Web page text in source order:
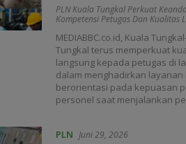
PLN Kuala Tungkal Perkuat
Kompetensi Petugas Dan Kualitas
MEDIABBC.co.id, Kuala
Tungkal terus memperkuat
langsung kepada petugas di
dalam menghadirkan
berorientasi pada kepuasan
personel saat menjalankan
PLN Juni 29, 2026